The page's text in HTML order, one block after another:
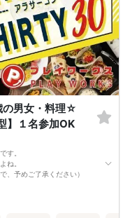
店内に入り店員に「街コン
準備お願いします。
イベントの対象年齢でない
しかねます。
ります。
キャンセルは出来ません。
ット代金となり、交通費、宿
したと判断いたします。
の男女・料理☆
】１名参加OK
す。
ね。
、予めご了承ください）
適です。
ください）